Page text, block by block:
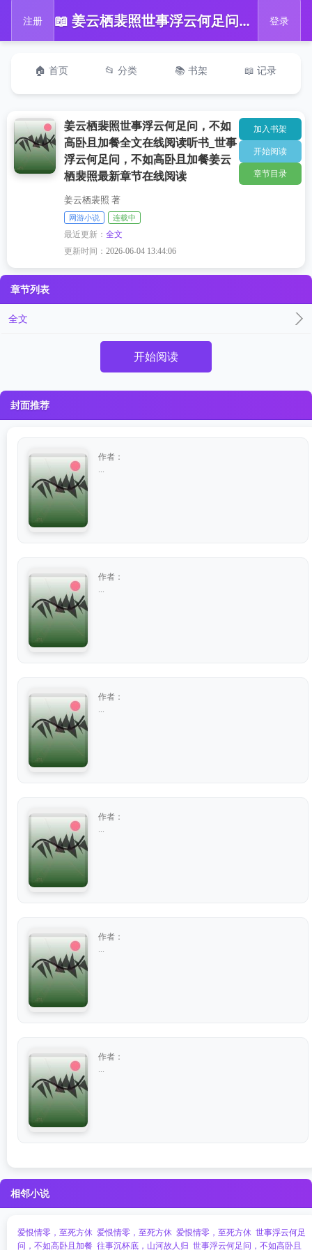
注册 📖 姜云栖裴照世事浮云何足问，不如高卧且加餐全文在线阅读听书_世事浮云何足问，不如高卧且加餐姜云栖裴照最新章节在线阅读 登录
🏠 首页 📂 分类 📚 书架 📖 记录
姜云栖裴照世事浮云何足问，不如
高卧且加餐全文在线阅读听书_世事
浮云何足问，不如高卧且加餐姜云
栖裴照最新章节在线阅读
姜云栖裴照 著
网游小说 连载中
最近更新：全文
更新时间：2026-06-04 13:44:06
加入书架
开始阅读
章节目录
章节列表
全文
开始阅读
封面推荐
作者：
作者：
作者：
作者：
作者：
作者：
相邻小说
爱恨情零，至死方休 爱恨情零，至死方休 爱恨情零，至死方休 世事浮云何足
问，不如高卧且加餐 往事沉杯底，山河故人归 世事浮云何足问，不如高卧且